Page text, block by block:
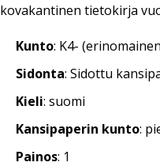
kovakantinen tietokirja
Kunto: K4-
Sidonta: Sidottu
Kieli: suomi
Kansipaperin kunto:
Painos: 1